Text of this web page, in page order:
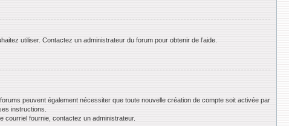
utiliser. Contactez un administrateur du forum pour obtenir de l’aide.
peuvent également nécessiter que toute nouvelle création de compte soit activée par
instructions.
courriel fournie, contactez un administrateur.